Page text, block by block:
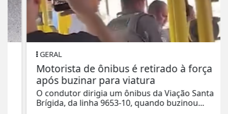
GERAL
Motorista de ônibus é retirado à força
após buzinar para viatura
O condutor dirigia um ônibus da Viação Santa
Brígida, da linha 9653-10, quando buzinou...